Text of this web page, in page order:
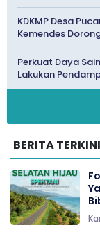
KDKMP Desa
Kemendes
Perkuat Daya
Lakukan
BERITA TERKINI